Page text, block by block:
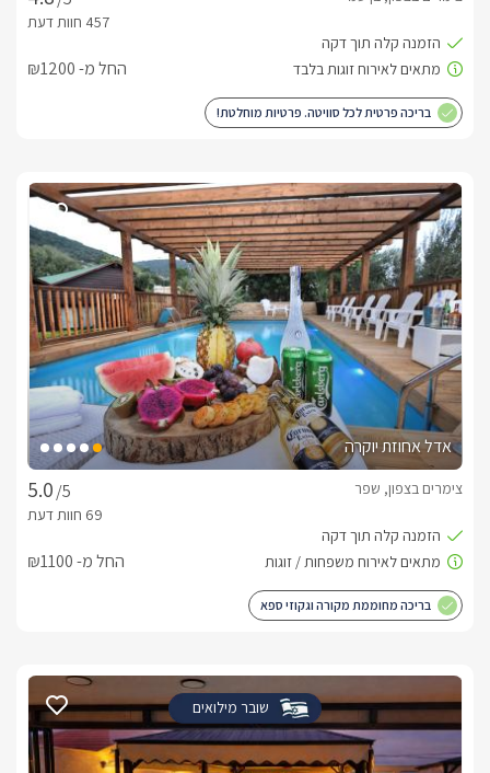
החל מ- ₪1200
בריכה פרטית לכל סוויטה. פרטיות מוחלטת!
אדל אחוזת יוקרה
/5
צימרים בצפון, שפר
החל מ- ₪1100
בריכה מחוממת מקורה וגקוזי ספא
שובר מילואים